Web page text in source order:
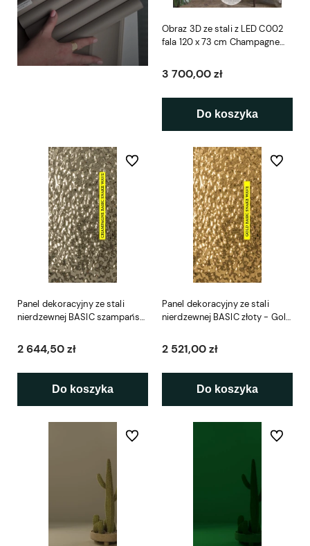
Obraz 3D ze stali z LED C002
fala 120 x 73 cm Champagne
3 700,00 zł
Do koszyka
Panel dekoracyjny ze stali
nierdzewnej BASIC szampański
2 644,50 zł
Do koszyka
Do ulubionych
Panel dekoracyjny ze stali
nierdzewnej BASIC złoty - Gold
2 521,00 zł
Do koszyka
Do
Do ulubionych Do